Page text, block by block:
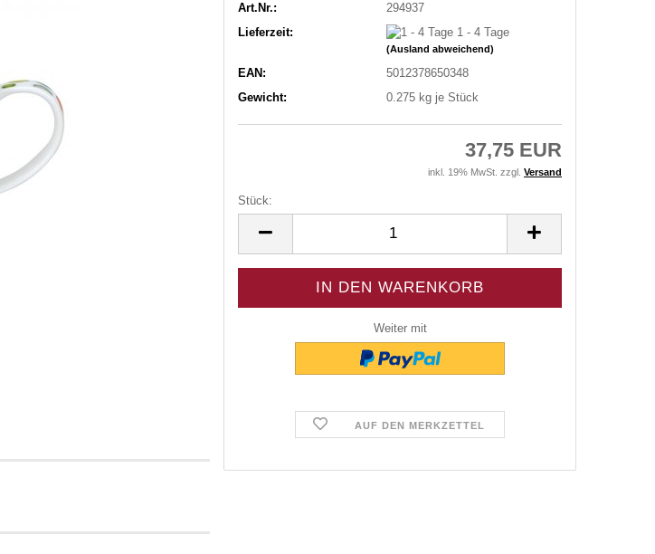
Art.Nr.:
294937
Lieferzeit:
1 - 4 Tage
(Ausland abweichend)
EAN:
5012378650348
Gewicht:
0.275 kg je Stück
37,75 EUR
inkl. 19% MwSt. zzgl. Versand
Stück:
Stück
Weiter mit
AUF DEN MERKZETTEL